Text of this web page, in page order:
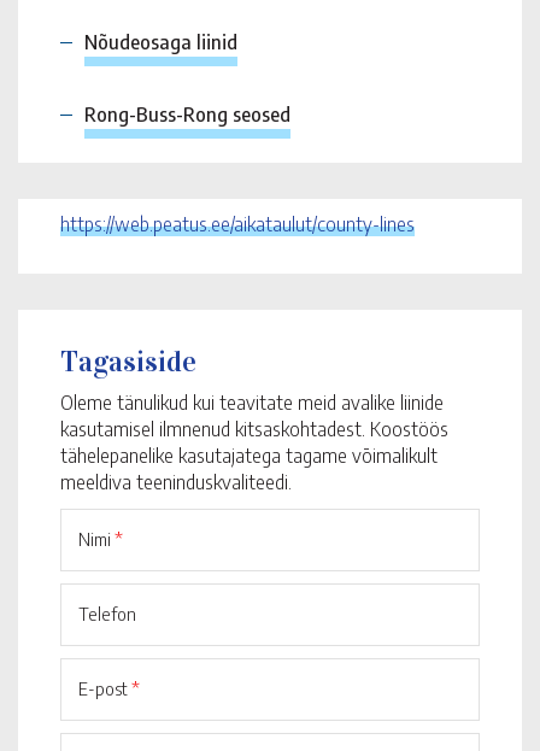
Nõudeosaga liinid
Rong-Buss-Rong seosed
https://web.peatus.ee/aikataulut/county-lines
Tagasiside
Oleme tänulikud kui teavitate meid avalike liinide
kasutamisel ilmnenud kitsaskohtadest. Koostöös
tähelepanelike kasutajatega tagame võimalikult
meeldiva teeninduskvaliteedi.
Nimi *
Telefon
E-post*